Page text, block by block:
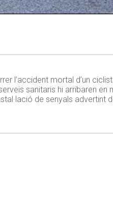
l’accident mortal d’un
sanitaris hi arribaren
de senyals advertint